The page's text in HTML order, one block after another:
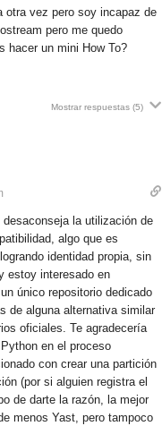
otra vez pero soy incapaz de
pero me quedo
hacer un mini How To?
Mostrar respuestas (5)
la utilización de
algo que es
identidad propia, sin
estoy interesado en
único repositorio dedicado
de alguna alternativa similar
oficiales. Te agradecería
en el proceso
con crear una partición
(por si alguien registra el
de darte la razón, la mejor
menos Yast, pero tampoco